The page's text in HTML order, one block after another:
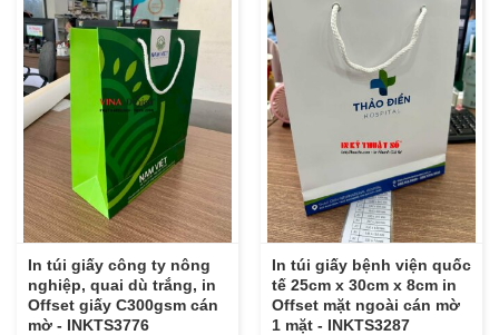
In túi giấy công ty nông
nghiệp, quai dù trắng, in
Offset giấy C300gsm cán
mờ - INKTS3776
In túi giấy bệnh viện quốc
tế 25cm x 30cm x 8cm in
Offset mặt ngoài cán mờ
1 mặt - INKTS3287